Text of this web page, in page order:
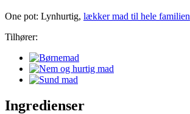
One pot: Lynhurtig, lækker mad til hele familien
Tilhører:
Ingredienser